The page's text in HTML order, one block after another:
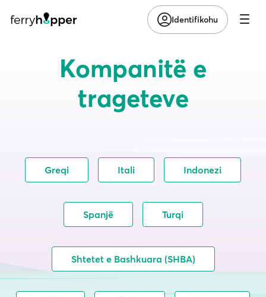
Identifikohu
Kompanitë e
trageteve
Greqi Itali Indonezi
Spanjë Turqi
Shtetet e Bashkuara (SHBA)